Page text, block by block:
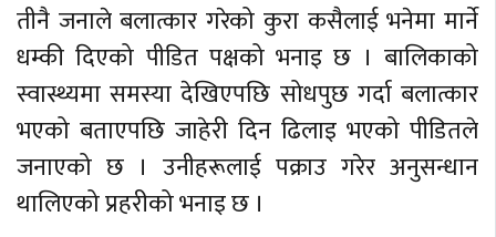
तीनै जनाले बलात्कार गरेको कुरा कसैलाई भनेमा मार्ने
धम्की दिएको पीडित पक्षको भनाइ छ । बालिकाको
स्वास्थ्यमा समस्या देखिएपछि सोधपुछ गर्दा बलात्कार
भएको बताएपछि जाहेरी दिन ढिलाइ भएको पीडितले
जनाएको छ । उनीहरूलाई पक्राउ गरेर अनुसन्धान
थालिएको प्रहरीको भनाइ छ ।